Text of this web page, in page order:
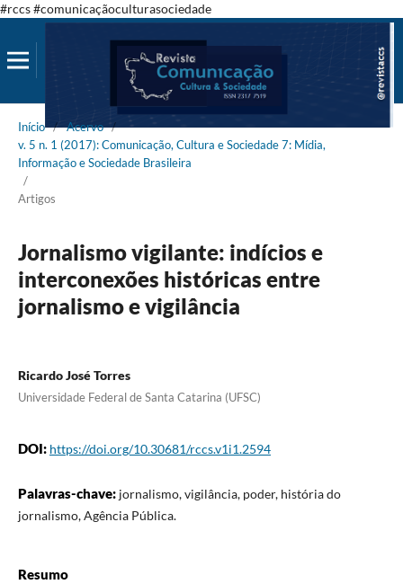
#rccs #comunicaçãoculturasociedade
Início / Acervo /
v. 5 n. 1 (2017): Comunicação, Cultura e Sociedade 7: Mídia,
Informação e Sociedade Brasileira
/
Artigos
Jornalismo vigilante: indícios e
interconexões históricas entre
jornalismo e vigilância
Ricardo José Torres
Universidade Federal de Santa Catarina (UFSC)
DOI: https://doi.org/10.30681/rccs.v1i1.2594
Palavras-chave: jornalismo, vigilância, poder, história do
jornalismo, Agência Pública.
Resumo